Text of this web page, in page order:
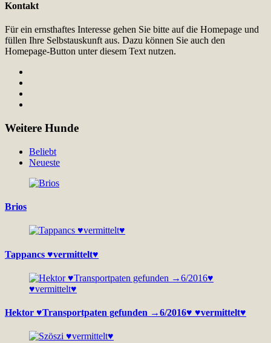
Kontakt
Für ein ernsthaftes Interesse gehen Sie bitte auf die Homepage und
füllen Ihre Selbstauskunft aus. Dazu können Sie auch den
Homepage-Button unter diesem Text nutzen.
Weitere Hunde
Beliebt
Neueste
Brios
Tappancs ♥vermittelt♥
Hektor ♥Transportpaten gefunden →6/2016♥ ♥vermittelt♥